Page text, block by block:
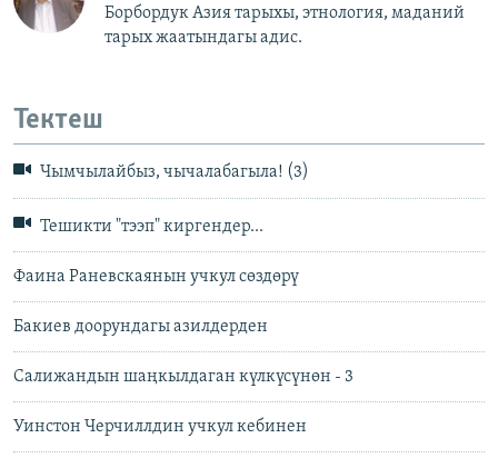
Борбордук Азия тарыхы, этнология, маданий
тарых жаатындагы адис.
Тектеш
Чымчылайбыз, чычалабагыла! (3)
Тешикти "тээп" киргендер...
Фаина Раневскаянын учкул сөздөрү
Бакиев доорундагы азилдерден
Салижандын шаңкылдаган күлкүсүнөн - 3
Уинстон Черчиллдин учкул кебинен